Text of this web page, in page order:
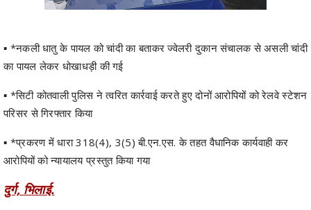
▪️ *नकली धातु के पायल को चांदी का बताकर ज्वेलरी दुकान संचालक से असली चांदी
▪️ *सिटी कोतवाली पुलिस ने त्वरित कार्रवाई करते हुए दोनों आरोपियों को रेलवे स्टेशन
परिसर से गिरफ्तार किया
▪️ *प्रकरण में धारा 318(4), 3(5) बी.एन.एस. के तहत वैधानिक कार्यवाही कर
आरोपियों को न्यायालय प्रस्तुत किया गया
दुर्ग, भिलाई.
असल बात news.